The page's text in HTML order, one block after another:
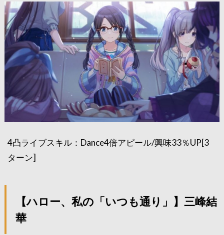
4凸ライブスキル：Dance4倍アピール/興味33％UP[3
ターン]
【ハロー、私の「いつも通り」】三峰結
華